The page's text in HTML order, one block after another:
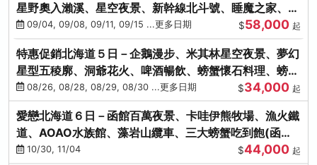
星野奧入瀨溪、星空夜景、新幹線北斗號、睡魔之家、十
和田湖(不進免稅店)
09/04, 09/08, 09/11, 09/15 ...更多日期 $58,000 起
特惠促銷北海道５日－企鵝漫步、米其林星空夜景、夢幻
星型五稜廓、洞爺花火、啤酒暢飲、螃蟹懷石料理、螃蟹
吃到飽
08/26, 08/28, 08/29, 08/30 ...更多日期 $34,000 起
愛戀北海道６日－函館百萬夜景、卡哇伊熊牧場、漁火鐵
道、AOAO水族館、藻岩山纜車、三大螃蟹吃到飽(函館/
千歲)
10/30, 11/04 $44,000 起